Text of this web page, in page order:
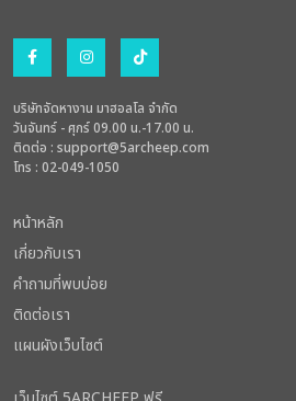
บริษัทจัดหางาน มาฮอลโล จำกัด
วันจันทร์ - ศุกร์ 09.00 น.-17.00 น.
ติดต่อ : support@5archeep.com
โทร : 02-049-1050
หน้าหลัก
เกี่ยวกับเรา
คำถามที่พบบ่อย
ติดต่อเรา
แผนผังเว็บไซต์